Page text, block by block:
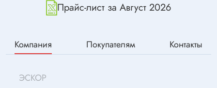
Прайс-лист за Август 2026
Компания Покупателям Контакты
ЭСКОР